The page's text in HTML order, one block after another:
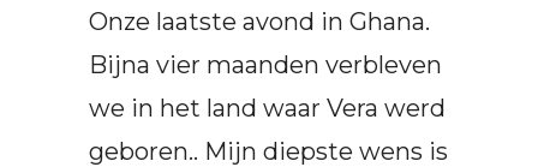
Onze laatste avond in Ghana.
Bijna vier maanden verbleven
we in het land waar Vera werd
geboren.. Mijn diepste wens is